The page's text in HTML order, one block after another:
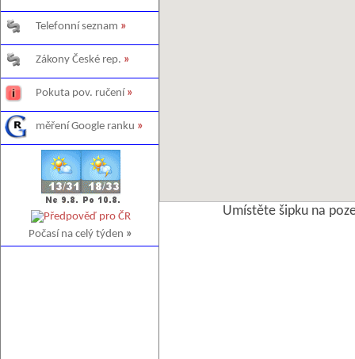
Telefonní seznam »
Zákony České rep. »
Pokuta pov. ručení »
měření Google ranku »
Počasí na celý týden »
Umístěte šipku na